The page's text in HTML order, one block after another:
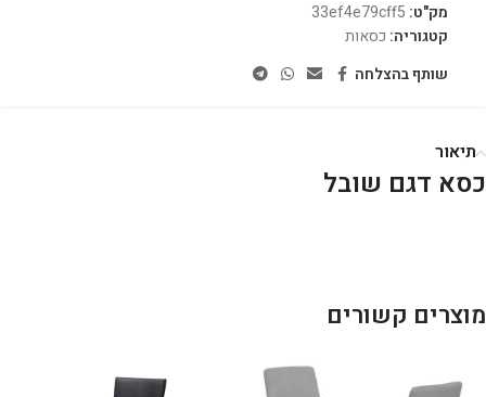
מק"ט: 33ef4e79cff5
קטגוריה: כסאות
שותף בהצלחה
תיאור
כסא דגם שובל
מוצרים קשורים